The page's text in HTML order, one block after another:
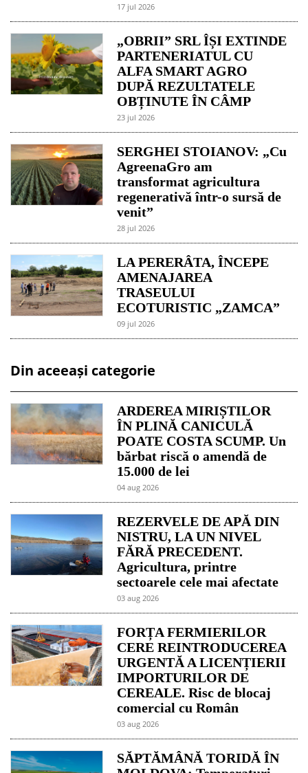
17 jul 2026
„OBRII” SRL ÎȘI EXTINDE
PARTENERIATUL CU
ALFA SMART AGRO
DUPĂ REZULTATELE
OBȚINUTE ÎN CÂMP
23 jul 2026
SERGHEI STOIANOV: „Cu
AgreenaGro am
transformat agricultura
regenerativă într-o sursă de
venit”
28 jul 2026
LA PERERÂTA, ÎNCEPE
AMENAJAREA
TRASEULUI
ECOTURISTIC „ZAMCA”
09 jul 2026
Din aceeași categorie
ARDEREA MIRIȘTILOR
ÎN PLINĂ CANICULĂ
POATE COSTA SCUMP. Un
bărbat riscă o amendă de
15.000 de lei
04 aug 2026
REZERVELE DE APĂ DIN
NISTRU, LA UN NIVEL
FĂRĂ PRECEDENT.
Agricultura, printre
sectoarele cele mai afectate
03 aug 2026
FORȚA FERMIERILOR
CERE REINTRODUCEREA
URGENTĂ A LICENȚIERII
IMPORTURILOR DE
CEREALE. Risc de blocaj
comercial cu Român
03 aug 2026
SĂPTĂMÂNĂ TORIDĂ ÎN